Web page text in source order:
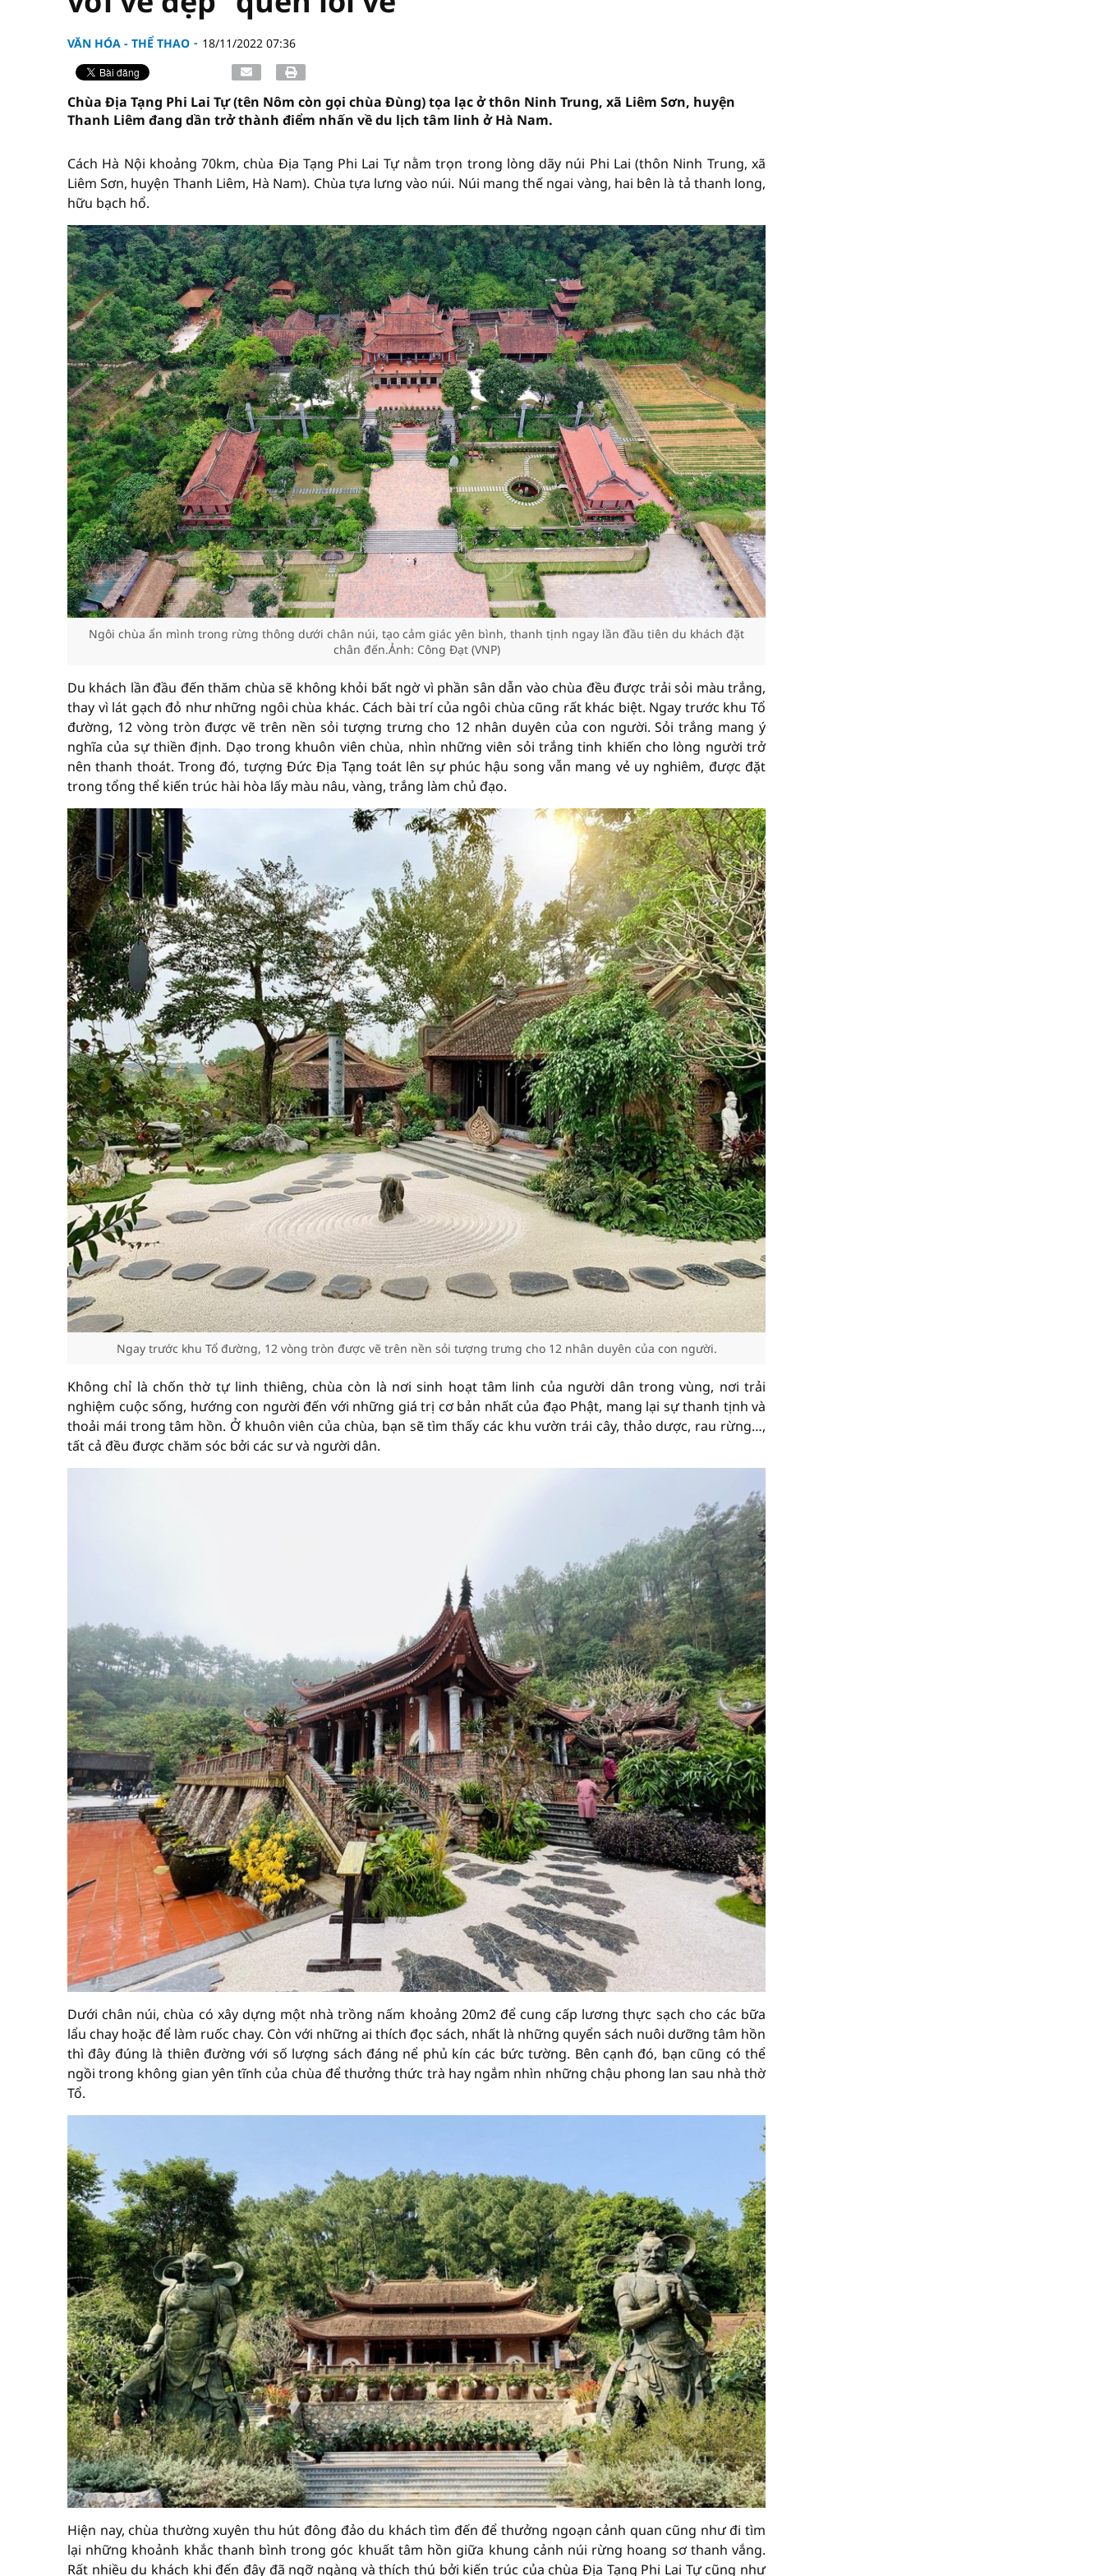
VĂN HÓA - THỂ THAO 18/11/2022 07:36
Chùa Địa Tạng Phi Lai Tự (tên Nôm còn gọi chùa Đùng) tọa lạc ở thôn Ninh Trung, xã Liêm Sơn, huyện
Thanh Liêm đang dần trở thành điểm nhấn về du lịch tâm linh ở Hà Nam.
Cách Hà Nội khoảng 70km, chùa Địa Tạng Phi Lai Tự nằm trọn trong lòng dãy núi Phi Lai (thôn Ninh Trung, xã
Liêm Sơn, huyện Thanh Liêm, Hà Nam). Chùa tựa lưng vào núi. Núi mang thế ngai vàng, hai bên là tả thanh long,
hữu bạch hổ.
Ngôi chùa ẩn mình trong rừng thông dưới chân núi, tạo cảm giác yên bình, thanh tịnh ngay lần đầu tiên du khách đặt
chân đến.Ảnh: Công Đạt (VNP)
Du khách lần đầu đến thăm chùa sẽ không khỏi bất ngờ vì phần sân dẫn vào chùa đều được trải sỏi màu trắng,
thay vì lát gạch đỏ như những ngôi chùa khác. Cách bài trí của ngôi chùa cũng rất khác biệt. Ngay trước khu Tổ
đường, 12 vòng tròn được vẽ trên nền sỏi tượng trưng cho 12 nhân duyên của con người. Sỏi trắng mang ý
nghĩa của sự thiền định. Dạo trong khuôn viên chùa, nhìn những viên sỏi trắng tinh khiến cho lòng người trở
nên thanh thoát. Trong đó, tượng Đức Địa Tạng toát lên sự phúc hậu song vẫn mang vẻ uy nghiêm, được đặt
trong tổng thể kiến trúc hài hòa lấy màu nâu, vàng, trắng làm chủ đạo.
Ngay trước khu Tổ đường, 12 vòng tròn được vẽ trên nền sỏi tượng trưng cho 12 nhân duyên của con người.
Không chỉ là chốn thờ tự linh thiêng, chùa còn là nơi sinh hoạt tâm linh của người dân trong vùng, nơi trải
nghiệm cuộc sống, hướng con người đến với những giá trị cơ bản nhất của đạo Phật, mang lại sự thanh tịnh và
thoải mái trong tâm hồn. Ở khuôn viên của chùa, bạn sẽ tìm thấy các khu vườn trái cây, thảo dược, rau rừng…,
tất cả đều được chăm sóc bởi các sư và người dân.
Dưới chân núi, chùa có xây dựng một nhà trồng nấm khoảng 20m2 để cung cấp lương thực sạch cho các bữa
lẩu chay hoặc để làm ruốc chay. Còn với những ai thích đọc sách, nhất là những quyển sách nuôi dưỡng tâm hồn
thì đây đúng là thiên đường với số lượng sách đáng nể phủ kín các bức tường. Bên cạnh đó, bạn cũng có thể
ngồi trong không gian yên tĩnh của chùa để thưởng thức trà hay ngắm nhìn những chậu phong lan sau nhà thờ
Tổ.
Hiện nay, chùa thường xuyên thu hút đông đảo du khách tìm đến để thưởng ngoạn cảnh quan cũng như đi tìm
lại những khoảnh khắc thanh bình trong góc khuất tâm hồn giữa khung cảnh núi rừng hoang sơ thanh vắng.
Rất nhiều du khách khi đến đây đã ngỡ ngàng và thích thú bởi kiến trúc của chùa Địa Tạng Phi Lai Tự cũng như